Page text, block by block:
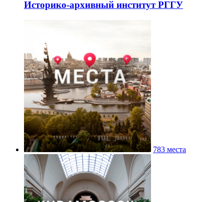
Историко-архивный институт РГГУ
783 места